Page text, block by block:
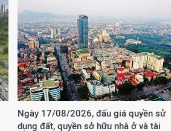
Ngày 17/08/2026, đấu giá quyền sử
dụng đất, quyền sở hữu nhà ở và tài